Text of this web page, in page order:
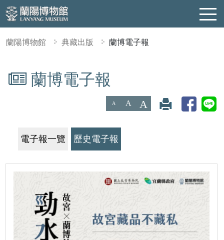
蘭陽博物館 典藏出版 蘭博電子報
蘭博電子報
A A A
電子報一覽 歷史電子報